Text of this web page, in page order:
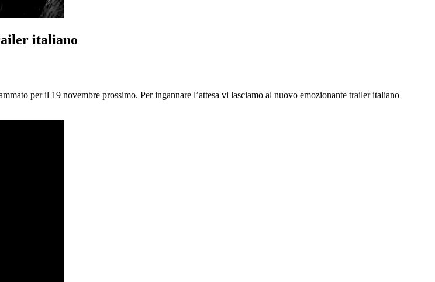
italiano
per il 19 novembre prossimo. Per ingannare l’attesa vi lasciamo al nuovo emozionante trailer italiano